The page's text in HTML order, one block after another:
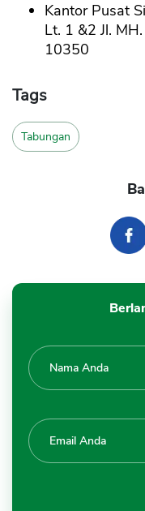
Kantor Pusat
Lt. 1 &2 Jl.
10350
Tags
Tabungan